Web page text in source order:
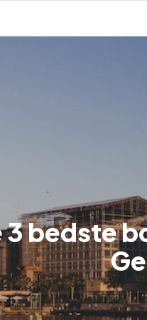
3 bedste